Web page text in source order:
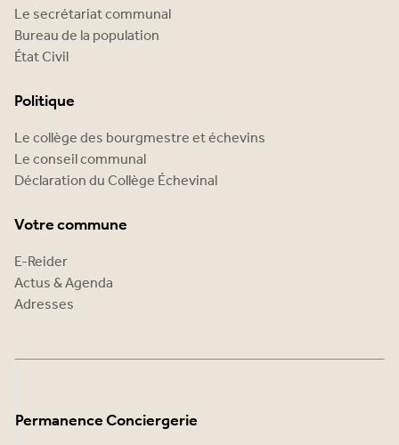
Le secrétariat communal
Bureau de la population
État Civil
Politique
Le collège des bourgmestre et échevins
Le conseil communal
Déclaration du Collège Échevinal
Votre commune
E-Reider
Actus & Agenda
Adresses
Permanence Conciergerie